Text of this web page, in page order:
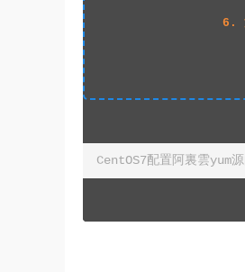
6.
CentOS7配置阿裏雲yum